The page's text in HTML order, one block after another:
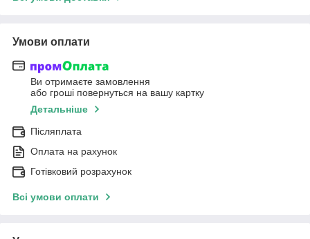
Умови оплати
Ви отримаєте замовлення
або гроші повернуться на вашу картку
Детальніше
Післяплата
Оплата на рахунок
Готівковий розрахунок
Всі умови оплати